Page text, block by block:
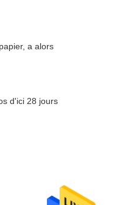
a alors
d'ici 28 jours